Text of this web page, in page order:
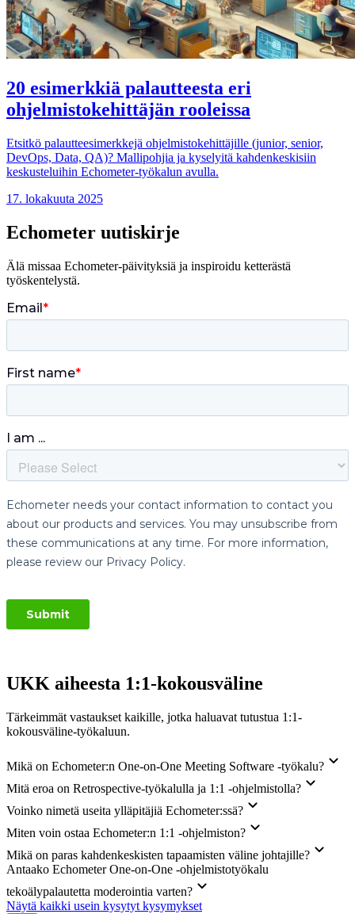
20 esimerkkiä palautteesta eri
ohjelmistokehittäjän rooleissa
Etsitkö palautteesimerkkejä ohjelmistokehittäjille (junior, senior,
DevOps, Data, QA)? Mallipohjia ja kyselyitä kahdenkeskisiin
keskusteluihin Echometer-työkalun avulla.
17. lokakuuta 2025
Echometer uutiskirje
Älä missaa Echometer-päivityksiä ja inspiroidu ketterästä
työskentelystä.
UKK aiheesta 1:1-kokousväline
Tärkeimmät vastaukset kaikille, jotka haluavat tutustua 1:1-
kokousväline-työkaluun.
Mikä on Echometer:n One-on-One Meeting Software -työkalu?
Mitä eroa on Retrospective-työkalulla ja 1:1 -ohjelmistolla?
Voinko nimetä useita ylläpitäjiä Echometer:ssä?
Miten voin ostaa Echometer:n 1:1 -ohjelmiston?
Mikä on paras kahdenkeskisten tapaamisten väline johtajille?
Antaako Echometer One-on-One -ohjelmistotyökalu
tekoälypalautetta moderointia varten?
Näytä kaikki usein kysytyt kysymykset